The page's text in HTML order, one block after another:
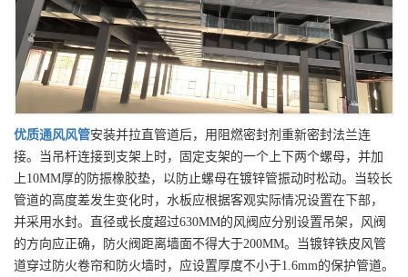
优质通风风管安装并拉直管道后，用阻燃密封剂重新密封法兰连
接。当吊杆连接到支架上时，固定支架的一个上下两个螺母，并加
上10MM厚的防振橡胶垫，以防止螺母在镀锌管振动时松动。当较长
管道的高度差发生变化时，水板应根据客观实际情况设置在下部，
并采用水封。直径或长度超过630MM的风阀应分别设置吊架，风阀
的方向应正确，防火阀距离墙面不得大于200MM。当镀锌铁皮风管
道穿过防火卷帘和防火墙时，应设置厚度不小于1.6mm的保护管道。